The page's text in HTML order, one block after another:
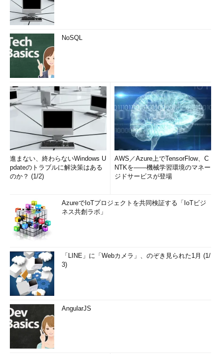
NoSQL
進まない、終わらないWindows U
pdateのトラブルに解決策はある
のか？ (1/2)
AWS／Azure上でTensorFlow、C
NTKを――機械学習環境のマネー
ジドサービスが登場
AzureでIoTプロジェクトを共同検証する「IoTビジ
ネス共創ラボ」
「LINE」に「Webカメラ」、のぞき見られた1月 (1/
3)
AngularJS